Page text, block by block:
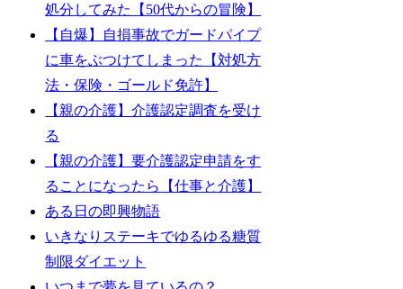
処分してみた【50代からの冒険】
【自爆】自損事故でガードパイプ
に車をぶつけてしまった【対処方
法・保険・ゴールド免許】
【親の介護】介護認定調査を受け
る
【親の介護】要介護認定申請をす
ることになったら【仕事と介護】
ある日の即興物語
いきなりステーキでゆるゆる糖質
制限ダイエット